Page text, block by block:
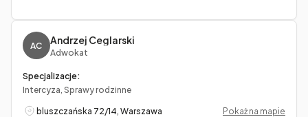
AC Andrzej Ceglarski
Adwokat
Specjalizacje:
Intercyza, Sprawy rodzinne
bluszczańska 72/14, Warszawa
Pokaż na mapie